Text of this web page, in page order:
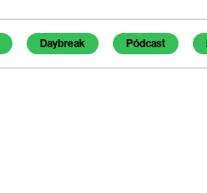
Daybreak Pódcast